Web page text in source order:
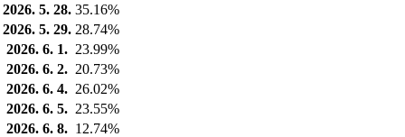
2026. 5. 28. 35.16%
2026. 5. 29. 28.74%
2026. 6. 1. 23.99%
2026. 6. 2. 20.73%
2026. 6. 4. 26.02%
2026. 6. 5. 23.55%
2026. 6. 8. 12.74%